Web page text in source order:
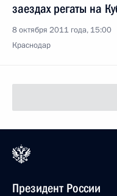
заездах регаты на
8 октября 2011 года, 15:00
Краснодар
Президент России